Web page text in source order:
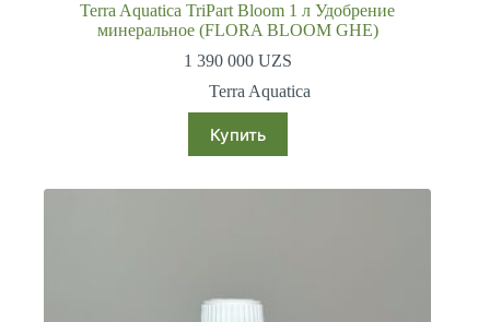
Terra Aquatica TriPart Bloom 1 л Удобрение
минеральное (FLORA BLOOM GHE)
1 390 000 UZS
Terra Aquatica
Купить